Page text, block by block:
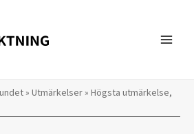
» Utmärkelser» Högsta utmärkelse,